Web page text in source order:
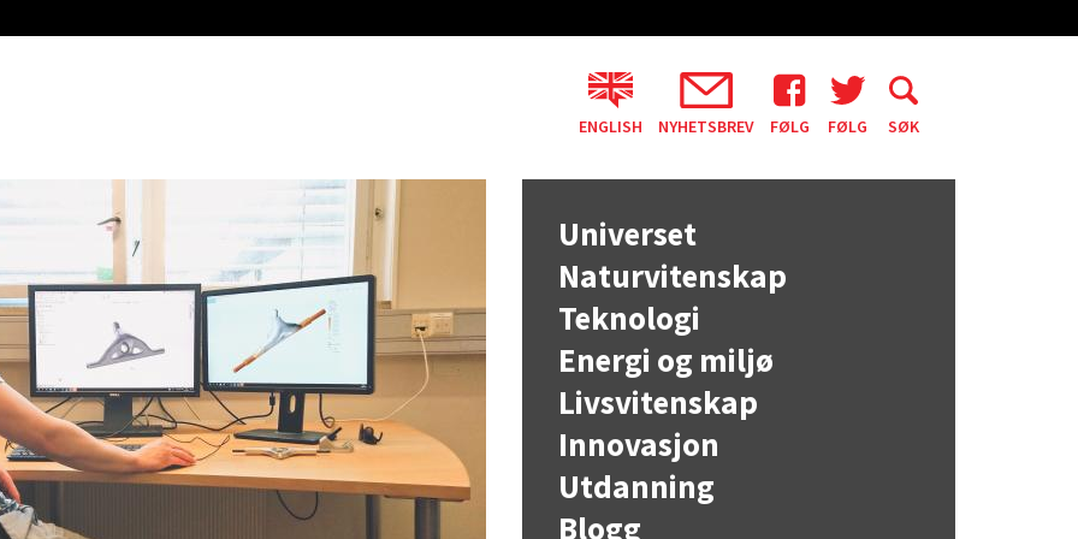
ENGLISH NYHETSBREV FØLG FØLG SØK
Universet
Naturvitenskap
Teknologi
Energi og miljø
Livsvitenskap
Innovasjon
Utdanning
Blogg